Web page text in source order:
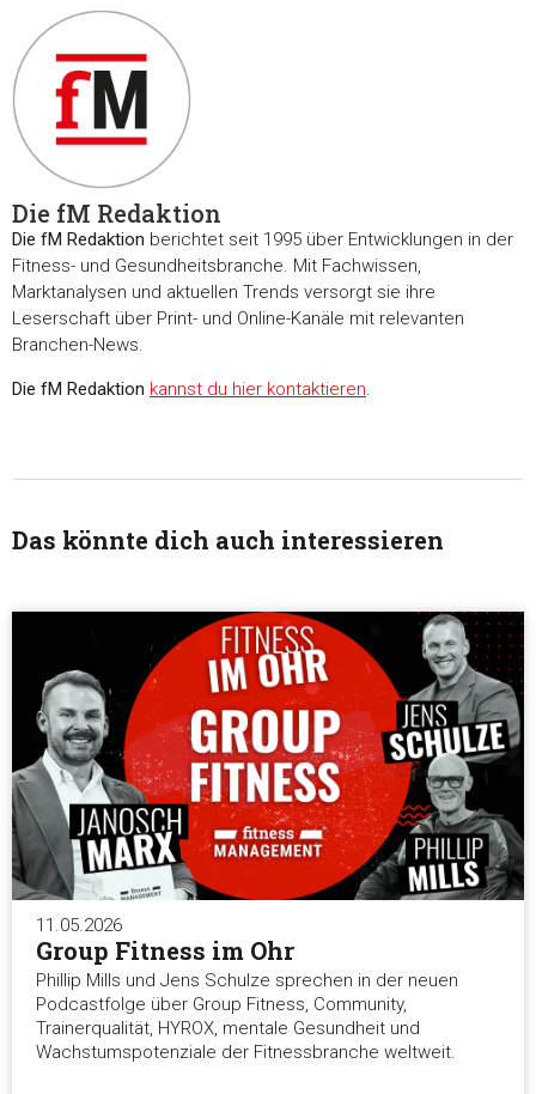
Die fM Redaktion
Die fM Redaktion berichtet seit 1995 über Entwicklungen in der
Fitness- und Gesundheitsbranche. Mit Fachwissen,
Marktanalysen und aktuellen Trends versorgt sie ihre
Leserschaft über Print- und Online-Kanäle mit relevanten
Branchen-News.
Die fM Redaktion kannst du hier kontaktieren.
Das könnte dich auch interessieren
11.05.2026
Group Fitness im Ohr
Phillip Mills und Jens Schulze sprechen in der neuen
Podcastfolge über Group Fitness, Community,
Trainerqualität, HYROX, mentale Gesundheit und
Wachstumspotenziale der Fitnessbranche weltweit.